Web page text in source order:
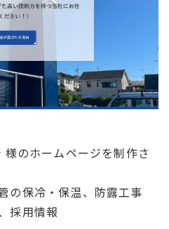
のホームページを制作さ
の保冷・保温、防露工事
採用情報